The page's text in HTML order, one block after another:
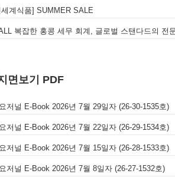
세계식품] SUMMER SALE
면보기 PDF
저널 E-Book 2026년 7월 29일자 (26-30-1535호)
저널 E-Book 2026년 7월 22일자 (26-29-1534호)
저널 E-Book 2026년 7월 15일자 (26-28-1533호)
저널 E-Book 2026년 7월 8일자 (26-27-1532호)